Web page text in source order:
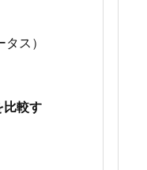
ス）
比較す